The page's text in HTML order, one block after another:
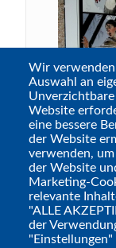
Weiterhin
10.000
Wir
Auswahl an
Website
eine bessere
der Website
verwenden,
der Website
Marketing-
relevante
"ALLE
der
"Einstellungen"